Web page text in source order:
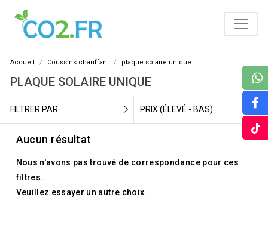
Accueil Coussins chauffant plaque solaire unique
PLAQUE SOLAIRE UNIQUE
FILTRER PAR PRIX (ÉLEVÉ - BAS)
Aucun résultat
Nous n'avons pas trouvé de correspondance pour ces
filtres.
Veuillez essayer un autre choix.